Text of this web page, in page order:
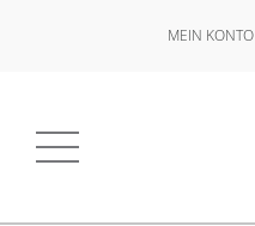
MEIN KONTO